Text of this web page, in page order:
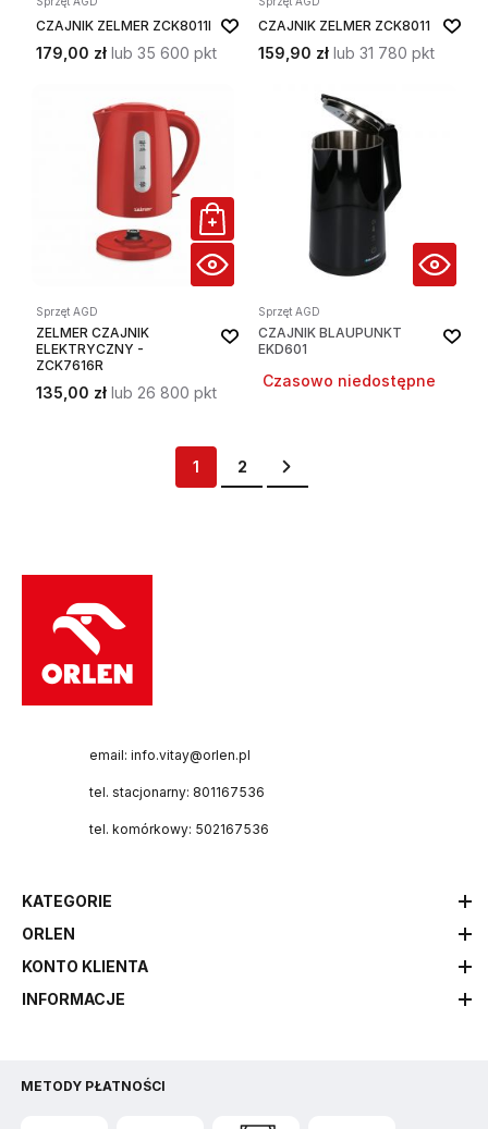
CZAJNIK ZELMER ZCK8011I
179,00 zł lub 35 600 pkt
CZAJNIK ZELMER ZCK8011
159,90 zł lub 31 780 pkt
Sprzęt AGD
ZELMER CZAJNIK
ELEKTRYCZNY -
ZCK7616R
135,00 zł lub 26 800 pkt
Sprzęt AGD
CZAJNIK BLAUPUNKT
EKD601
Czasowo niedostępne
Strona
Aktualnie czytasz stronę
1 Strona
2 Strona
Przejdź dalej
email: info.vitay@orlen.pl
tel. stacjonarny: 801167536
tel. komórkowy: 502167536
KATEGORIE
ORLEN
KONTO KLIENTA
INFORMACJE
METODY PŁATNOŚCI